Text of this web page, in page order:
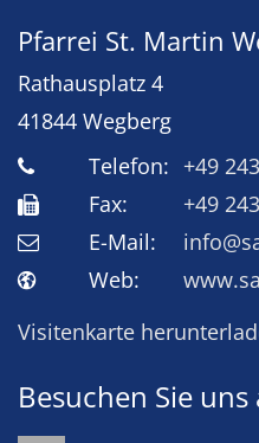
Pfarrei St. Martin
Rathausplatz 4
41844 Wegberg
Telefon: +49
Fax:
+49
E-Mail:
Web:
Visitenkarte
Besuchen Sie